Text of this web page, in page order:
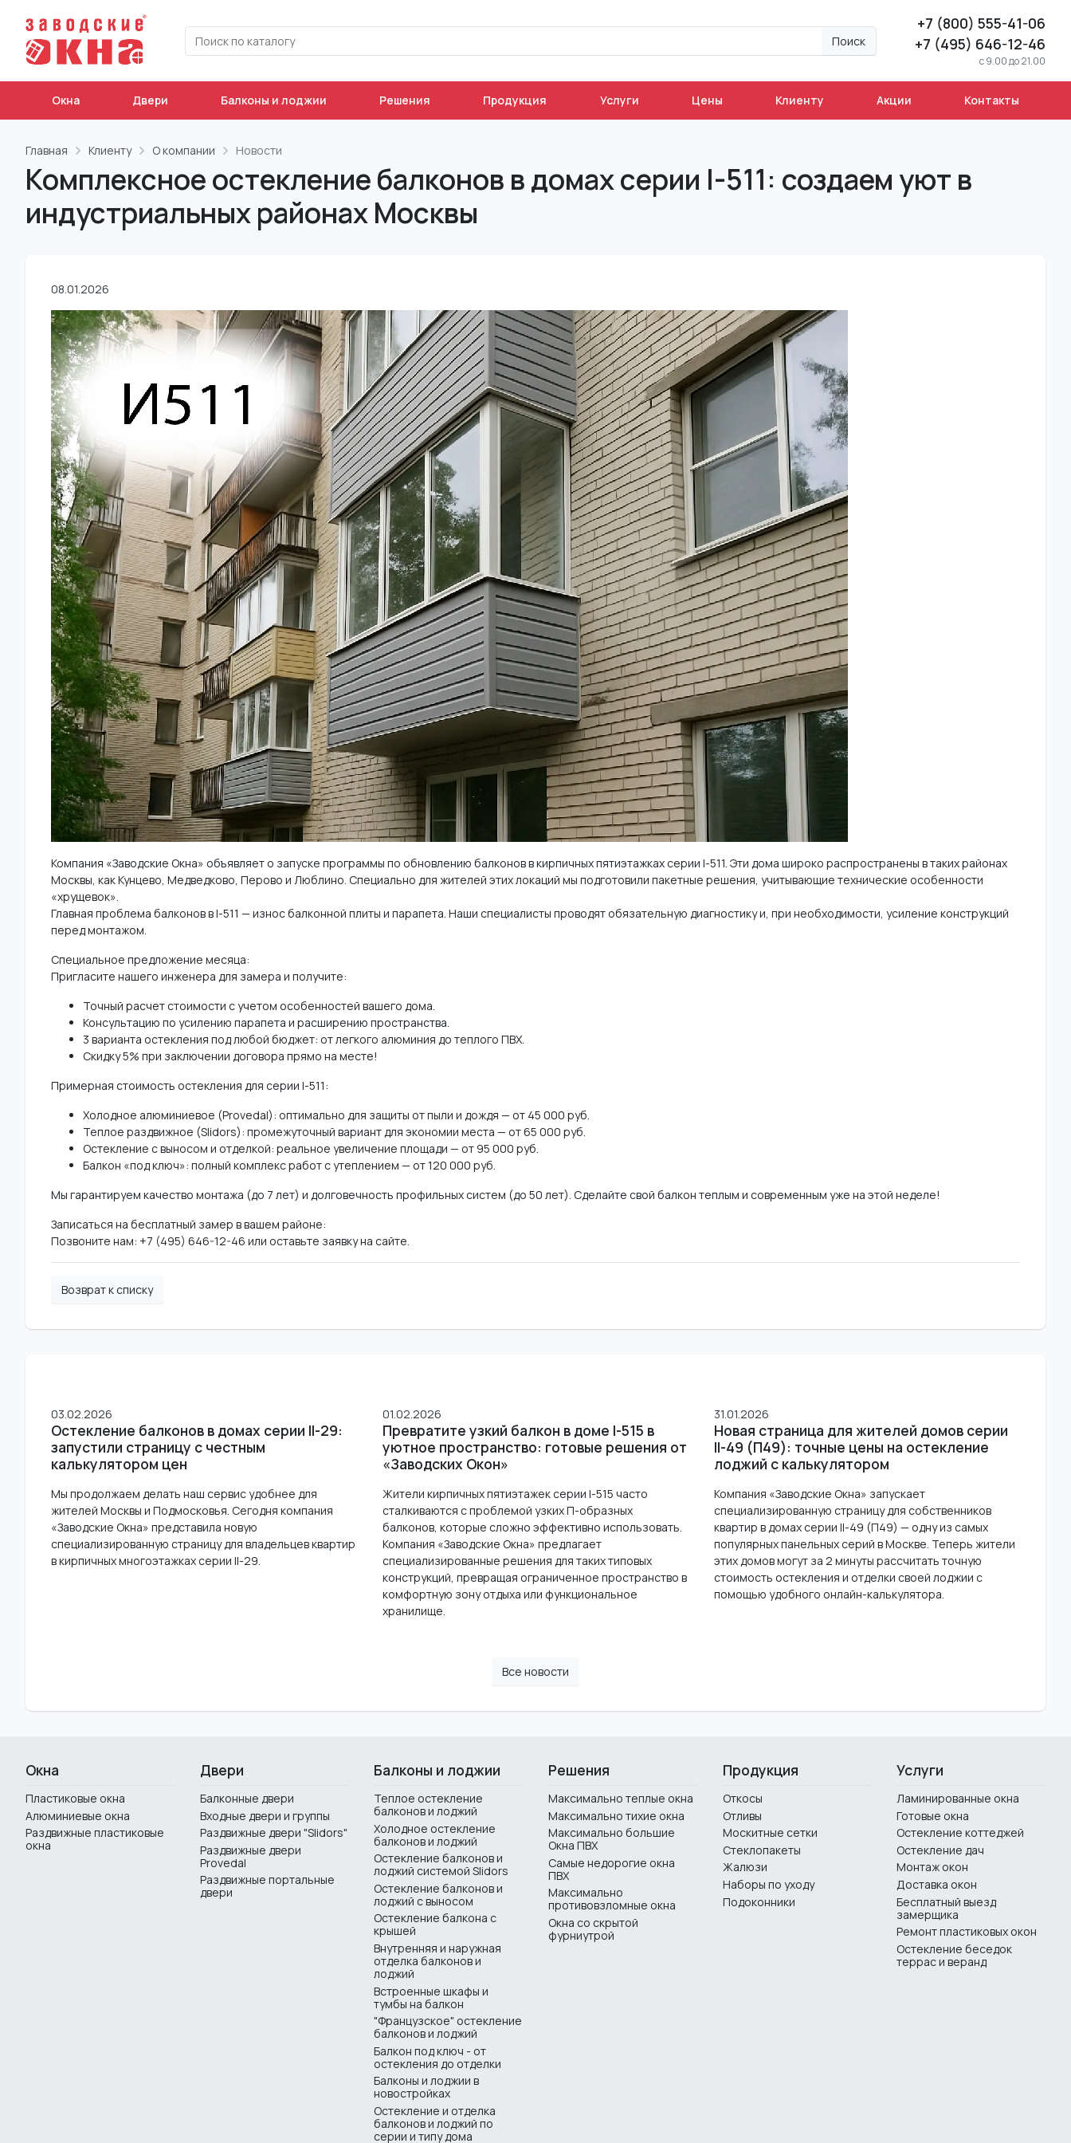
Поиск
+7 (800) 555-41-06
+7 (495) 646-12-46
c 9.00 до 21.00
Окна Двери Балконы и лоджии Решения Продукция Услуги Цены Клиенту Акции Контакты
Главная Клиенту О компании Новости
Комплексное остекление балконов в домах серии I-511: создаем уют в
индустриальных районах Москвы
08.01.2026
Компания «Заводские Окна» объявляет о запуске программы по обновлению балконов в кирпичных пятиэтажках серии I-511. Эти дома широко распространены в таких районах
Москвы, как Кунцево, Медведково, Перово и Люблино. Специально для жителей этих локаций мы подготовили пакетные решения, учитывающие технические особенности
«хрущевок».
Главная проблема балконов в I-511 — износ балконной плиты и парапета. Наши специалисты проводят обязательную диагностику и, при необходимости, усиление конструкций
перед монтажом.
Специальное предложение месяца:
Пригласите нашего инженера для замера и получите:
Точный расчет стоимости с учетом особенностей вашего дома.
Консультацию по усилению парапета и расширению пространства.
3 варианта остекления под любой бюджет: от легкого алюминия до теплого ПВХ.
Скидку 5% при заключении договора прямо на месте!
Примерная стоимость остекления для серии I-511:
Холодное алюминиевое (Provedal): оптимально для защиты от пыли и дождя — от 45 000 руб.
Теплое раздвижное (Slidors): промежуточный вариант для экономии места — от 65 000 руб.
Остекление с выносом и отделкой: реальное увеличение площади — от 95 000 руб.
Балкон «под ключ»: полный комплекс работ с утеплением — от 120 000 руб.
Мы гарантируем качество монтажа (до 7 лет) и долговечность профильных систем (до 50 лет). Сделайте свой балкон теплым и современным уже на этой неделе!
Записаться на бесплатный замер в вашем районе:
Позвоните нам: +7 (495) 646-12-46 или оставьте заявку на сайте.
Возврат к списку
03.02.2026
Остекление балконов в домах серии II-29:
запустили страницу с честным
калькулятором цен
Мы продолжаем делать наш сервис удобнее для
жителей Москвы и Подмосковья. Сегодня компания
«Заводские Окна» представила новую
специализированную страницу для владельцев квартир
в кирпичных многоэтажках серии II-29.
01.02.2026
Превратите узкий балкон в доме I-515 в
уютное пространство: готовые решения от
«Заводских Окон»
Жители кирпичных пятиэтажек серии I-515 часто
сталкиваются с проблемой узких П-образных
балконов, которые сложно эффективно использовать.
Компания «Заводские Окна» предлагает
специализированные решения для таких типовых
конструкций, превращая ограниченное пространство в
комфортную зону отдыха или функциональное
хранилище.
31.01.2026
Новая страница для жителей домов серии
II-49 (П49): точные цены на остекление
лоджий с калькулятором
Компания «Заводские Окна» запускает
специализированную страницу для собственников
квартир в домах серии II-49 (П49) — одну из самых
популярных панельных серий в Москве. Теперь жители
этих домов могут за 2 минуты рассчитать точную
стоимость остекления и отделки своей лоджии с
помощью удобного онлайн-калькулятора.
Все новости
Окна
Пластиковые окна
Алюминиевые окна
Раздвижные пластиковые
окна
Двери
Балконные двери
Входные двери и группы
Раздвижные двери "Slidors"
Раздвижные двери
Provedal
Раздвижные портальные
двери
Балконы и лоджии
Теплое остекление
балконов и лоджий
Холодное остекление
балконов и лоджий
Остекление балконов и
лоджий системой Slidors
Остекление балконов и
лоджий с выносом
Остекление балкона с
крышей
Внутренняя и наружная
отделка балконов и
лоджий
Встроенные шкафы и
тумбы на балкон
"Французское" остекление
балконов и лоджий
Балкон под ключ - от
остекления до отделки
Балконы и лоджии в
новостройках
Остекление и отделка
балконов и лоджий по
серии и типу дома
Решения
Максимально теплые окна
Максимально тихие окна
Максимально большие
Окна ПВХ
Самые недорогие окна
ПВХ
Максимально
противовзломные окна
Окна со скрытой
фурниутрой
Продукция
Откосы
Отливы
Москитные сетки
Стеклопакеты
Жалюзи
Наборы по уходу
Подоконники
Услуги
Ламинированные окна
Готовые окна
Остекление коттеджей
Остекление дач
Монтаж окон
Доставка окон
Бесплатный выезд
замерщика
Ремонт пластиковых окон
Остекление беседок
террас и веранд